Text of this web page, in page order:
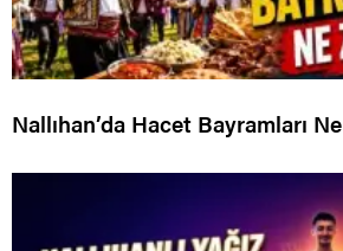
Nallıhan’da Hacet Bayramları